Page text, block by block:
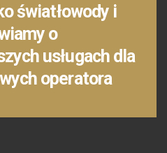
światłowody i
o
usługach dla
operatora